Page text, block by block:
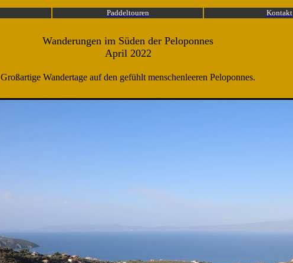
Paddeltouren Kontakt
Wanderungen im Süden der Peloponnes
April 2022
Großartige Wandertage auf den gefühlt menschenleeren Peloponnes.